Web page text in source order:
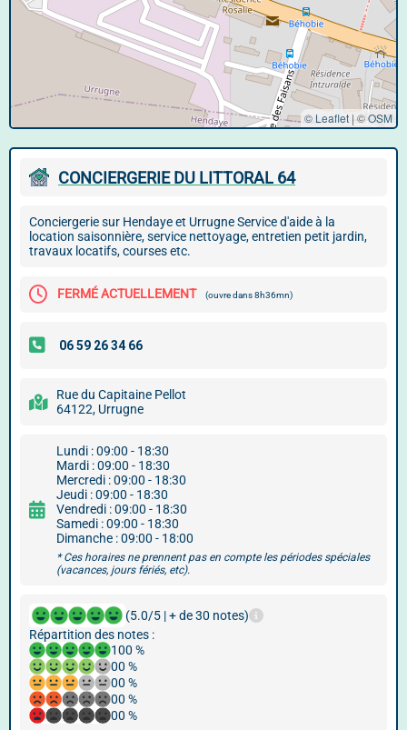
© Leaflet | ©OSM
CONCIERGERIE DU LITTORAL 64
Conciergerie sur Hendaye et Urrugne Service d'aide à la
location saisonnière, service nettoyage, entretien petit jardin,
travaux locatifs, courses etc.
FERMÉ ACTUELLEMENT (ouvre dans 8h36mn)
Rue du Capitaine Pellot
64122, Urrugne
Lundi : 09:00 - 18:30
Mardi : 09:00 - 18:30
Mercredi : 09:00 - 18:30
Jeudi : 09:00 - 18:30
Vendredi : 09:00 - 18:30
Samedi : 09:00 - 18:30
Dimanche : 09:00 - 18:00
* Ces horaires ne prennent pas en compte les périodes spéciales
(vacances, jours fériés, etc).
(5.0/5 | + de 30 notes)
Répartition des notes :
100 %
00 %
00 %
00 %
00 %